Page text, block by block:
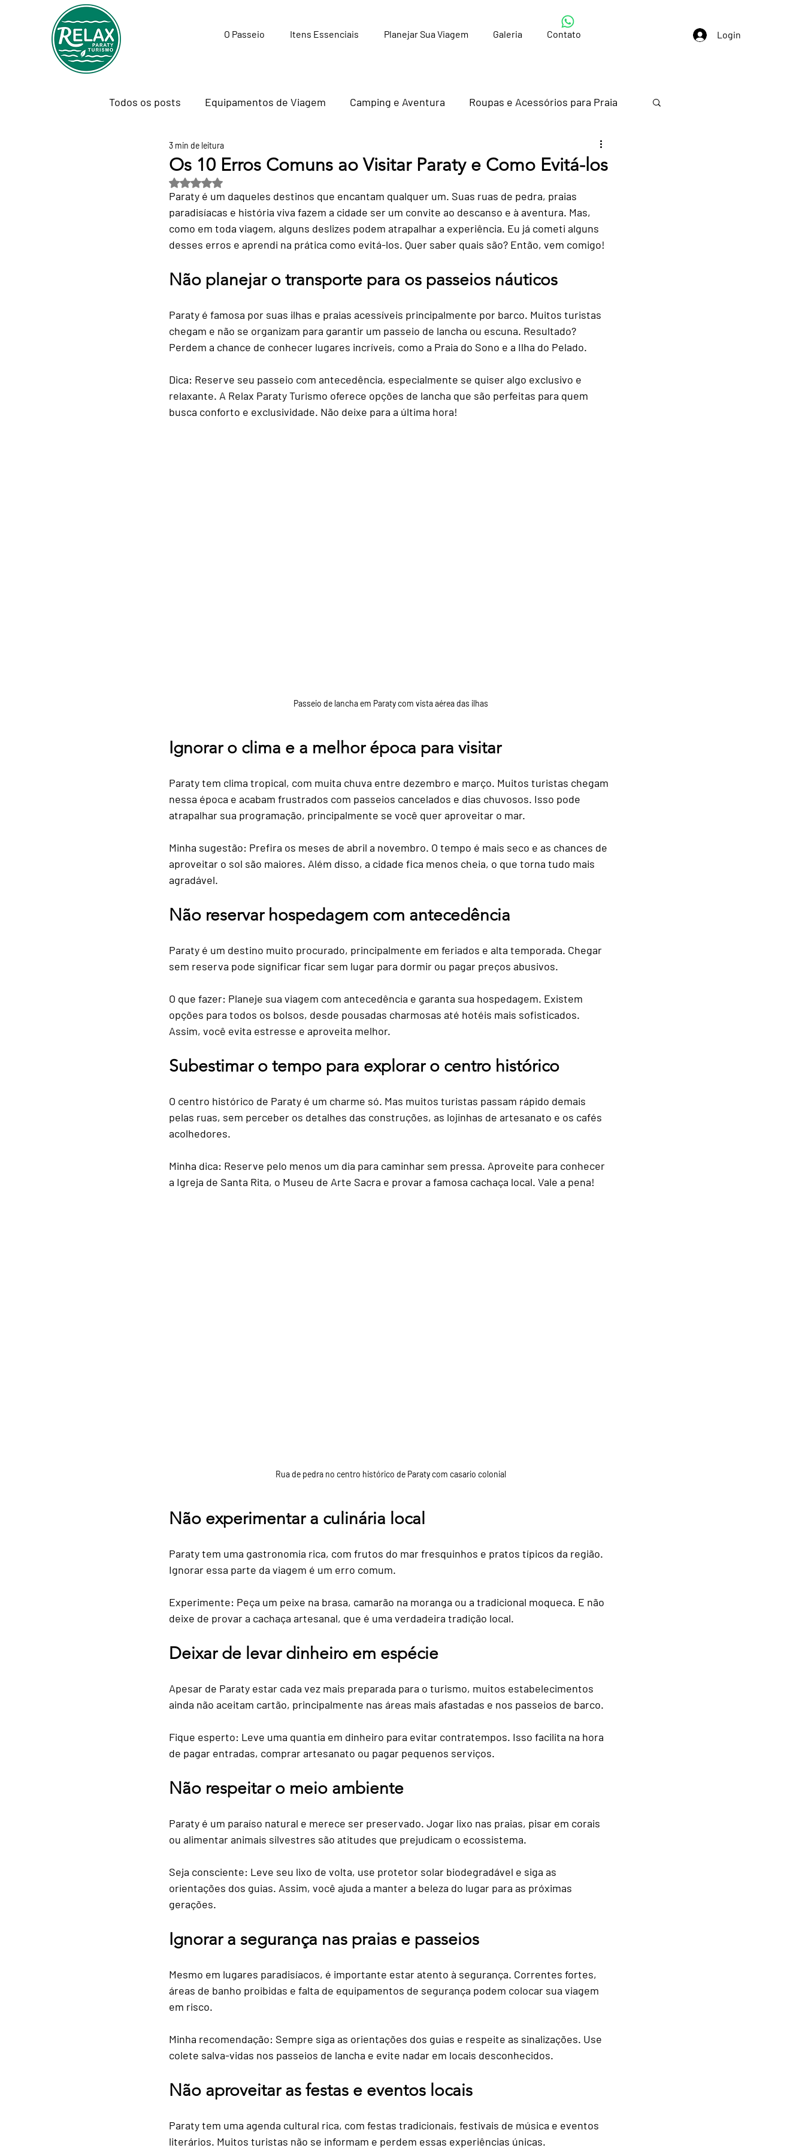
O Passeio Itens Essenciais Planejar Sua Viagem Galeria Contato Login
Todos os posts Equipamentos de Viagem Camping e Aventura Roupas e Acessórios para Praia
Tecnologia para Viajantes
Passeios e Experiências Cuidados Pessoais e Saúde em Viagen
Trabalho Remoto & Nomadismo Digital Cultura e História de Paraty
Gastronomia Local e Restaurantes Roteiros Personalizados
Esportes e Atividades na Natureza Fotografia de Viagem Bem-Estar em Viagens
Sustentabilidade e Turismo Conscien
Os 10 Erros Comuns ao Visitar Paraty e Como Evitá-los
3 min de leitura
Avaliado com NaN de 5 estrelas.
Paraty é um daqueles destinos que encantam qualquer um. Suas ruas de pedra, praias
paradisíacas e história viva fazem a cidade ser um convite ao descanso e à aventura. Mas,
como em toda viagem, alguns deslizes podem atrapalhar a experiência. Eu já cometi alguns
desses erros e aprendi na prática como evitá-los. Quer saber quais são? Então, vem comigo!
Não planejar o transporte para os passeios náuticos
Paraty é famosa por suas ilhas e praias acessíveis principalmente por barco. Muitos turistas
chegam e não se organizam para garantir um passeio de lancha ou escuna. Resultado?
Perdem a chance de conhecer lugares incríveis, como a Praia do Sono e a Ilha do Pelado.
Dica: Reserve seu passeio com antecedência, especialmente se quiser algo exclusivo e
relaxante. A Relax Paraty Turismo oferece opções de lancha que são perfeitas para quem
busca conforto e exclusividade. Não deixe para a última hora!
Passeio de lancha em Paraty com vista aérea das ilhas
Ignorar o clima e a melhor época para visitar
Paraty tem clima tropical, com muita chuva entre dezembro e março. Muitos turistas chegam
nessa época e acabam frustrados com passeios cancelados e dias chuvosos. Isso pode
atrapalhar sua programação, principalmente se você quer aproveitar o mar.
Minha sugestão: Prefira os meses de abril a novembro. O tempo é mais seco e as chances de
aproveitar o sol são maiores. Além disso, a cidade fica menos cheia, o que torna tudo mais
agradável.
Não reservar hospedagem com antecedência
Paraty é um destino muito procurado, principalmente em feriados e alta temporada. Chegar
sem reserva pode significar ficar sem lugar para dormir ou pagar preços abusivos.
O que fazer: Planeje sua viagem com antecedência e garanta sua hospedagem. Existem
opções para todos os bolsos, desde pousadas charmosas até hotéis mais sofisticados.
Assim, você evita estresse e aproveita melhor.
Subestimar o tempo para explorar o centro histórico
O centro histórico de Paraty é um charme só. Mas muitos turistas passam rápido demais
pelas ruas, sem perceber os detalhes das construções, as lojinhas de artesanato e os cafés
acolhedores.
Minha dica: Reserve pelo menos um dia para caminhar sem pressa. Aproveite para conhecer
a Igreja de Santa Rita, o Museu de Arte Sacra e provar a famosa cachaça local. Vale a pena!
Rua de pedra no centro histórico de Paraty com casario colonial
Não experimentar a culinária local
Paraty tem uma gastronomia rica, com frutos do mar fresquinhos e pratos típicos da região.
Ignorar essa parte da viagem é um erro comum.
Experimente: Peça um peixe na brasa, camarão na moranga ou a tradicional moqueca. E não
deixe de provar a cachaça artesanal, que é uma verdadeira tradição local.
Deixar de levar dinheiro em espécie
Apesar de Paraty estar cada vez mais preparada para o turismo, muitos estabelecimentos
ainda não aceitam cartão, principalmente nas áreas mais afastadas e nos passeios de barco.
Fique esperto: Leve uma quantia em dinheiro para evitar contratempos. Isso facilita na hora
de pagar entradas, comprar artesanato ou pagar pequenos serviços.
Não respeitar o meio ambiente
Paraty é um paraíso natural e merece ser preservado. Jogar lixo nas praias, pisar em corais
ou alimentar animais silvestres são atitudes que prejudicam o ecossistema.
Seja consciente: Leve seu lixo de volta, use protetor solar biodegradável e siga as
orientações dos guias. Assim, você ajuda a manter a beleza do lugar para as próximas
gerações.
Ignorar a segurança nas praias e passeios
Mesmo em lugares paradisíacos, é importante estar atento à segurança. Correntes fortes,
áreas de banho proibidas e falta de equipamentos de segurança podem colocar sua viagem
em risco.
Minha recomendação: Sempre siga as orientações dos guias e respeite as sinalizações. Use
colete salva-vidas nos passeios de lancha e evite nadar em locais desconhecidos.
Não aproveitar as festas e eventos locais
Paraty tem uma agenda cultural rica, com festas tradicionais, festivais de música e eventos
literários. Muitos turistas não se informam e perdem essas experiências únicas.